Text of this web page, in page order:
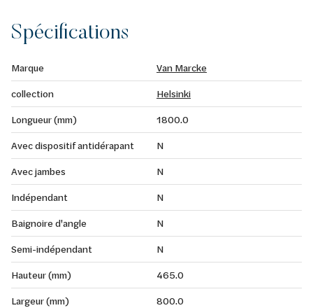
Spécifications
Marque
Van Marcke
collection
Helsinki
Longueur (mm)
1800.0
Avec dispositif antidérapant
N
Avec jambes
N
Indépendant
N
Baignoire d'angle
N
Semi-indépendant
N
Hauteur (mm)
465.0
Largeur (mm)
800.0